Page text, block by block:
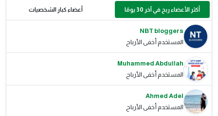
أكثر الأعضاء ربح في آخر 30 يومًا أعضاء كبار الشخصيات
NBT bloggers
المستخدم أخفى الأرباح
Muhammed Abdullah
المستخدم أخفى الأرباح
Ahmed Adel
المستخدم أخفى الأرباح